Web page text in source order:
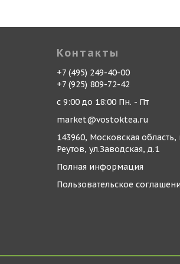
Контакты
+7 (495) 249-40-00
+7 (925) 809-72-42
с 9:00 до 18:00 Пн. - Пт
market@vostoktea.ru
143960, Московская область,
Реутов, ул.Заводская, д.1
Полная информация
Пользовательское